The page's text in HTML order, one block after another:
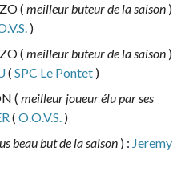
( meilleur buteur de la saison )
)
( meilleur buteur de la saison )
( SPC Le Pontet )
( meilleur joueur élu par ses
( O.O.V.S. )
beau but de la saison ) : Jeremy